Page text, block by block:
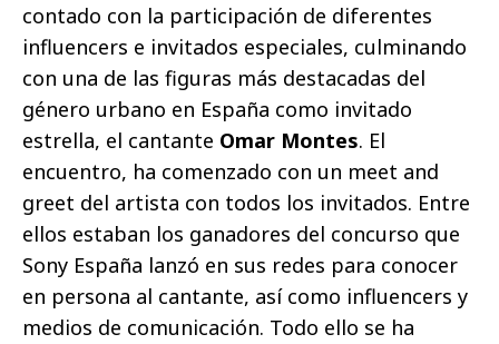
contado con la participación de diferentes
influencers e invitados especiales, culminando
con una de las figuras más destacadas del
género urbano en España como invitado
estrella, el cantante Omar Montes. El
encuentro, ha comenzado con un meet and
greet del artista con todos los invitados. Entre
ellos estaban los ganadores del concurso que
Sony España lanzó en sus redes para conocer
en persona al cantante, así como influencers y
medios de comunicación. Todo ello se ha